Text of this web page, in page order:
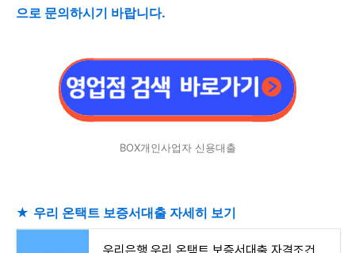
으로 문의하시기 바랍니다.
BOX개인사업자 신용대출
★ 우리 온택트 보증서대출 자세히 보기